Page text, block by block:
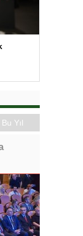
Bu Yıl